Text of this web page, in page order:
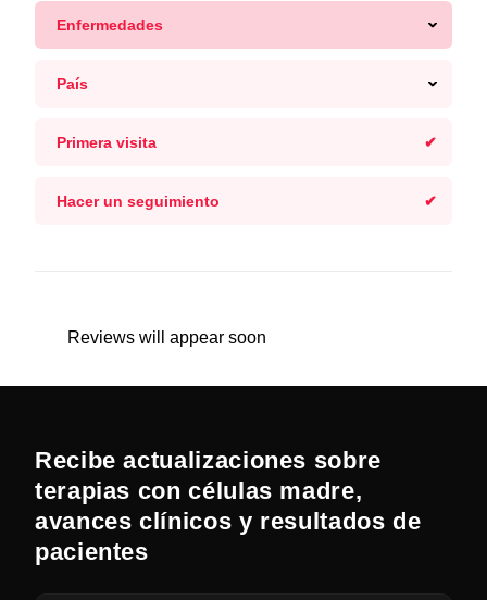
Enfermedades
País
Primera visita
Hacer un seguimiento
Reviews will appear soon
Recibe actualizaciones sobre
terapias con células madre,
avances clínicos y resultados de
pacientes